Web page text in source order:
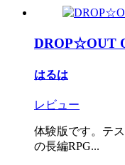
DROP☆OUT
はるは
レビュー
体験版です。テ
の長編RPG...